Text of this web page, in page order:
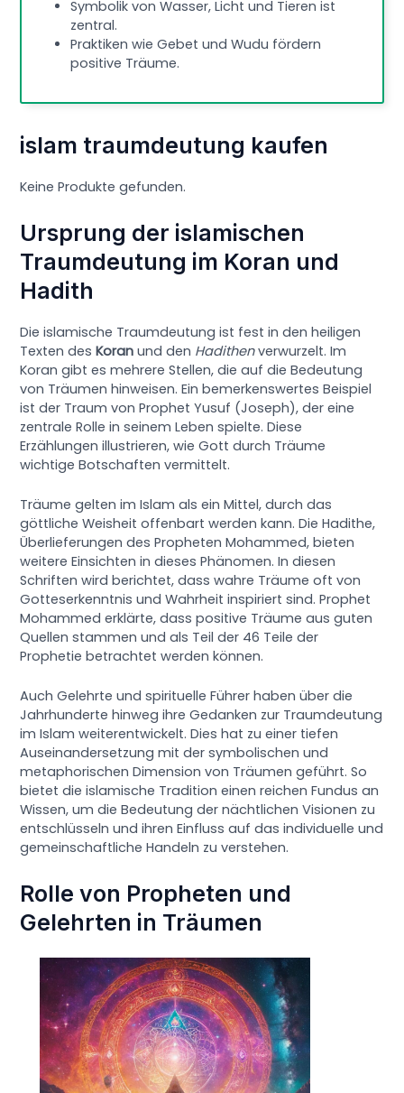
Symbolik von Wasser, Licht und Tieren ist
zentral.
Praktiken wie Gebet und Wudu fördern
positive Träume.
islam traumdeutung kaufen
Keine Produkte gefunden.
Ursprung der islamischen
Traumdeutung im Koran und
Hadith
Die islamische Traumdeutung ist fest in den heiligen
Texten desKoran und den Hadithenverwurzelt. Im
Koran gibt es mehrere Stellen, die auf die Bedeutung
von Träumen hinweisen. Ein bemerkenswertes Beispiel
ist der Traum von Prophet Yusuf (Joseph), der eine
zentrale Rolle in seinem Leben spielte. Diese
Erzählungen illustrieren, wie Gott durch Träume
wichtige Botschaften vermittelt.
Träume gelten im Islam als ein Mittel, durch das
göttliche Weisheit offenbart werden kann. Die Hadithe,
Überlieferungen des Propheten Mohammed, bieten
weitere Einsichten in dieses Phänomen. In diesen
Schriften wird berichtet, dass wahre Träume oft von
Gotteserkenntnis und Wahrheit inspiriert sind. Prophet
Mohammed erklärte, dass positive Träume aus guten
Quellen stammen und als Teil der 46 Teile der
Prophetie betrachtet werden können.
Auch Gelehrte und spirituelle Führer haben über die
Jahrhunderte hinweg ihre Gedanken zur Traumdeutung
im Islam weiterentwickelt. Dies hat zu einer tiefen
Auseinandersetzung mit der symbolischen und
metaphorischen Dimension von Träumen geführt. So
bietet die islamische Tradition einen reichen Fundus an
Wissen, um die Bedeutung der nächtlichen Visionen zu
entschlüsseln und ihren Einfluss auf das individuelle und
gemeinschaftliche Handeln zu verstehen.
Rolle von Propheten und
Gelehrten in Träumen